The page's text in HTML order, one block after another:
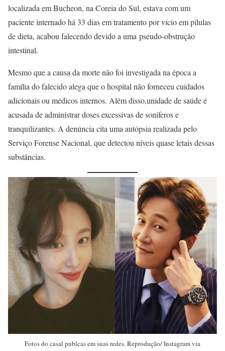
localizada em Bucheon, na Coreia do Sul, estava com um
paciente internado há 33 dias em tratamento por vício em pílulas
de dieta, acabou falecendo devido a uma pseudo-obstrução
intestinal.
Mesmo que a causa da morte não foi investigada na época a
família do falecido alega que o hospital não forneceu cuidados
adicionais ou médicos internos. Além disso,unidade de saúde é
acusada de administrar doses excessivas de soníferos e
tranquilizantes. A denúncia cita uma autópsia realizada pelo
Serviço Forense Nacional, que detectou níveis quase letais dessas
substâncias.
Fotos do casal publcas em suas redes. Reprodução/ Instagram via